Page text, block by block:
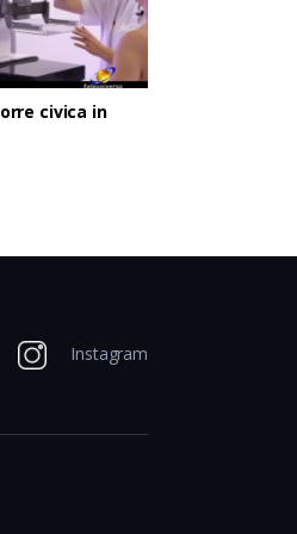
civica in
Instagram